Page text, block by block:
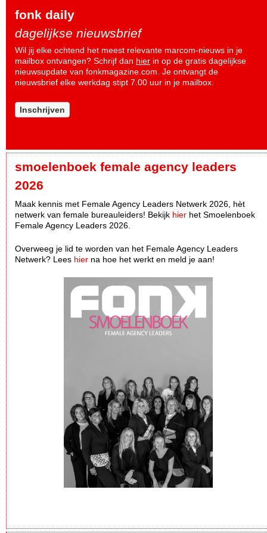
fonk daily
dagelijkse nieuwsbrief
Wil jij elke ochtend het meest relevante marcom-nieuws in je
mailbox ontvangen? Schrijf dan hier in op de gratis dagelijkse
nieuwsupdate van fonkmagazine.com. Je ontvangt de
nieuwsbrief elke werkdag stipt 7.00 uur in je mailbox.
Inschrijven
smoelenboek female agency leaders
2026
Maak kennis met Female Agency Leaders Netwerk 2026, hèt
netwerk van female bureauleiders! Bekijk hier het Smoelenboek
Female Agency Leaders 2026.
Overweeg je lid te worden van het Female Agency Leaders
Netwerk? Lees hier na hoe het werkt en meld je aan!